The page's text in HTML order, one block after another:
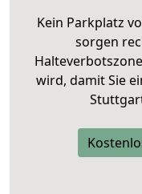
Kein Parkplatz
sorgen
wird, damit Sie